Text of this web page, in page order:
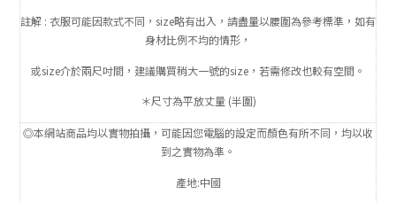
註解 : 衣服可能因款式不同，size略有出入，請盡量以腰圍為參考標準，如有
身材比例不均的情形，
或size介於兩尺吋間， 建議購買稍大一號的size，若需修改也較有空間。
＊尺寸為平放丈量 (半圍)
◎本網站商品均以實物拍攝，可能因您電腦的設定而顏色有所不同，均以收
到之實物為準。
產地:中國